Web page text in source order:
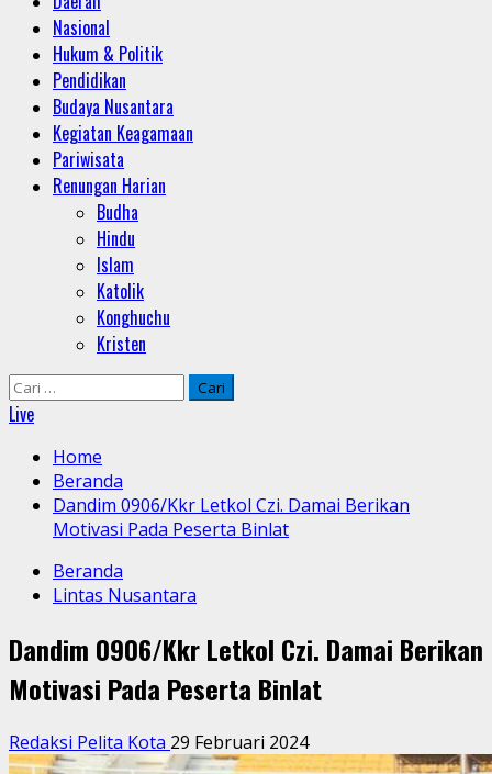
Nasional
Hukum & Politik
Pendidikan
Budaya Nusantara
Kegiatan Keagamaan
Pariwisata
Renungan Harian
Budha
Hindu
Islam
Katolik
Konghuchu
Kristen
Cari
untuk:
Live
Home
Beranda
Dandim 0906/Kkr Letkol Czi. Damai Berikan
Motivasi Pada Peserta Binlat
Beranda
Lintas Nusantara
Dandim 0906/Kkr Letkol Czi. Damai Berikan
Motivasi Pada Peserta Binlat
Redaksi Pelita Kota 29 Februari 2024